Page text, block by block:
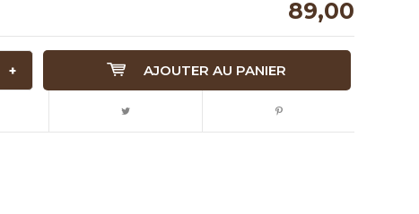
89,00
+ AJOUTER AU PANIER